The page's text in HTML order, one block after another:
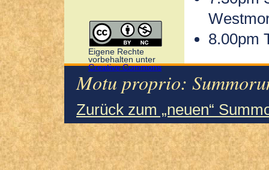
8.00pm
Motu proprio:
Eigene Rechte
vorbehalten unter
Creative Commons
Zurück zum „neuen“